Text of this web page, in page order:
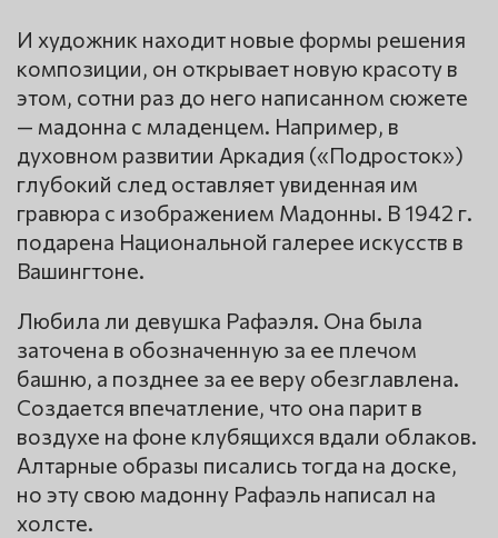
И художник находит новые формы решения
композиции, он открывает новую красоту в
этом, сотни раз до него написанном сюжете
— мадонна с младенцем. Например, в
духовном развитии Аркадия («Подросток»)
глубокий след оставляет увиденная им
гравюра с изображением Мадонны. В 1942 г.
подарена Национальной галерее искусств в
Вашингтоне.
Любила ли девушка Рафаэля. Она была
заточена в обозначенную за ее плечом
башню, а позднее за ее веру обезглавлена.
Создается впечатление, что она парит в
воздухе на фоне клубящихся вдали облаков.
Алтарные образы писались тогда на доске,
но эту свою мадонну Рафаэль написал на
холсте.